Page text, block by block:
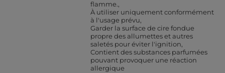
flamme.
À utiliser uniquement conformément
à l'usage prévu
Garder la surface de cire fondue
propre des allumettes et autres
saletés pour éviter l'ignition
Contient des substances parfumées
pouvant provoquer une réaction
allergique